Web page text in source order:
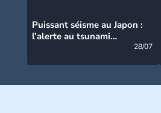
Puissant séisme au Japon :
l’alerte au tsunami
28/07